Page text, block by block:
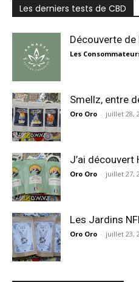
Les derniers tests de CBD
Découverte de
Les
Smellz, entre
Oro Oro - juillet 28,
J’ai découvert
Oro Oro - juillet 27,
Les Jardins
Oro Oro - juillet 23,